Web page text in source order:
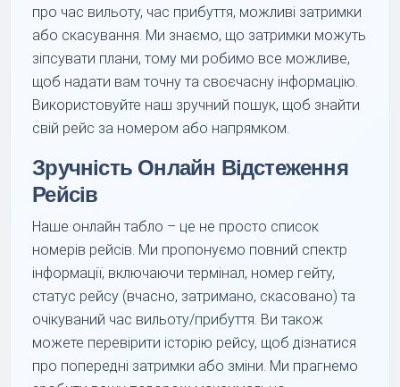
про час вильоту, час прибуття, можливі затримки
або скасування. Ми знаємо, що затримки можуть
зіпсувати плани, тому ми робимо все можливе,
щоб надати вам точну та своєчасну інформацію.
Використовуйте наш зручний пошук, щоб знайти
свій рейс за номером або напрямком.
Зручність Онлайн Відстеження
Рейсів
Наше онлайн табло – це не просто список
номерів рейсів. Ми пропонуємо повний спектр
інформації, включаючи термінал, номер гейту,
статус рейсу (вчасно, затримано, скасовано) та
очікуваний час вильоту/прибуття. Ви також
можете перевірити історію рейсу, щоб дізнатися
про попередні затримки або зміни. Ми прагнемо